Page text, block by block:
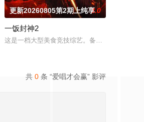
还将设置家禽、鲜蔬、河鲜等不
推理的关键，更少不了开推团的默契配合！接
更新20260805第2期上纯享3.0
一饭封神2
这是一档大型美食竞技综艺。备受观众期待的“
共 0 条 “爱唱才会赢” 影评